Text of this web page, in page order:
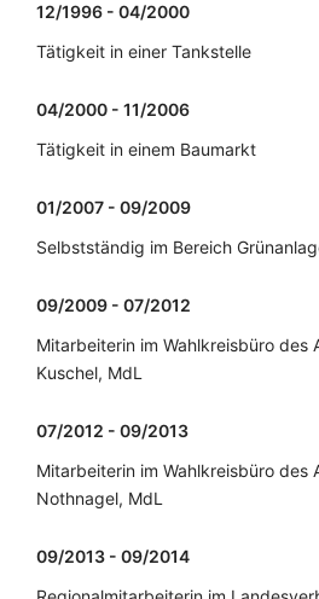
12/1996 - 04/2000
Tätigkeit in einer Tankstelle
04/2000 - 11/2006
Tätigkeit in einem Baumarkt
01/2007 - 09/2009
Selbstständig im Bereich
09/2009 - 07/2012
Mitarbeiterin im Wahlkreisbüro des
Kuschel, MdL
07/2012 - 09/2013
Mitarbeiterin im Wahlkreisbüro des
Nothnagel, MdL
09/2013 - 09/2014